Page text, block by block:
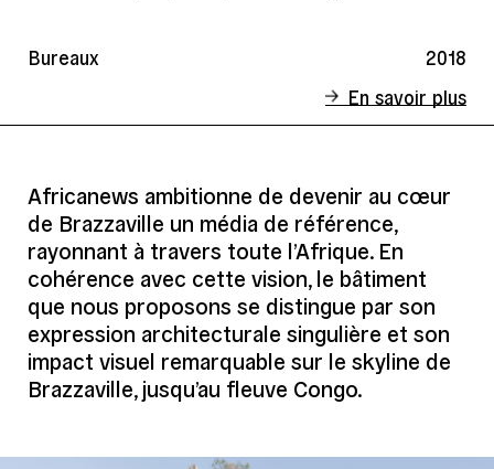
Bureaux
2018
En savoir plus
Lieu Brazzaville, République du Congo
Date 2018
Surface 4 500 m²
Programme
News room, bureaux de montage, salles
de visualisation, centre de congrés,
salles de reunion, restaurant
panoramique
Africanews ambitionne de devenir au cœur
de Brazzaville un média de référence,
rayonnant à travers toute l’Afrique. En
cohérence avec cette vision, le bâtiment
que nous proposons se distingue par son
expression architecturale singulière et son
impact visuel remarquable sur le skyline de
Brazzaville, jusqu’au fleuve Congo.